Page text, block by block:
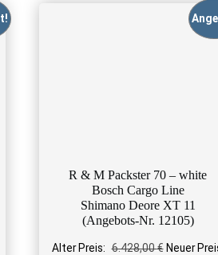
Preis war: 5.899,00 €
R & M Packster 70 – white
Bosch Cargo Line
Shimano Deore XT 11
(Angebots-Nr. 12105)
Alter Preis: 6.428,00€ Neuer